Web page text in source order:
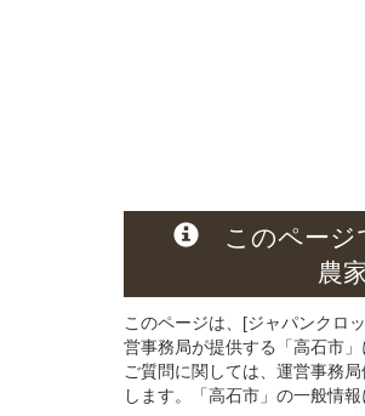
このページ
農
このページは、[ジャパンクロ
営事務局が提供する「高石市
ご質問に関しては、運営事務
します。「高石市」の一般情